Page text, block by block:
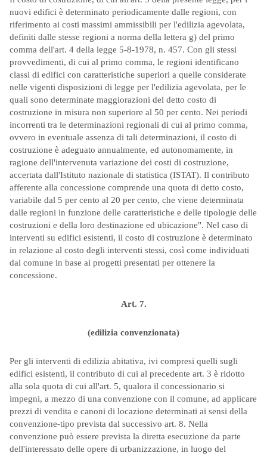
nuovi edifici è determinato periodicamente dalle regioni, con
riferimento ai costi massimi ammissibili per l'edilizia agevolata,
definiti dalle stesse regioni a norma della lettera g) del primo
comma dell'art. 4 della legge 5-8-1978, n. 457. Con gli stessi
provvedimenti, di cui al primo comma, le regioni identificano
classi di edifici con caratteristiche superiori a quelle considerate
nelle vigenti disposizioni di legge per l'edilizia agevolata, per le
quali sono determinate maggiorazioni del detto costo di
costruzione in misura non superiore al 50 per cento. Nei periodi
incorrenti tra le determinazioni regionali di cui al primo comma,
ovvero in eventuale assenza di tali determinazioni, il costo di
costruzione è adeguato annualmente, ed autonomamente, in
ragione dell'intervenuta variazione dei costi di costruzione,
accertata dall'Istituto nazionale di statistica (ISTAT). Il contributo
afferente alla concessione comprende una quota di detto costo,
variabile dal 5 per cento al 20 per cento, che viene determinata
dalle regioni in funzione delle caratteristiche e delle tipologie delle
costruzioni e della loro destinazione ed ubicazione". Nel caso di
interventi su edifici esistenti, il costo di costruzione è determinato
in relazione al costo degli interventi stessi, così come individuati
dal comune in base ai progetti presentati per ottenere la
concessione.
Art. 7.
(edilizia convenzionata)
Per gli interventi di edilizia abitativa, ivi compresi quelli sugli
edifici esistenti, il contributo di cui al precedente art. 3 è ridotto
alla sola quota di cui all'art. 5, qualora il concessionario si
impegni, a mezzo di una convenzione con il comune, ad applicare
prezzi di vendita e canoni di locazione determinati ai sensi della
convenzione-tipo prevista dal successivo art. 8. Nella
convenzione può essere prevista la diretta esecuzione da parte
dell'interessato delle opere di urbanizzazione, in luogo del